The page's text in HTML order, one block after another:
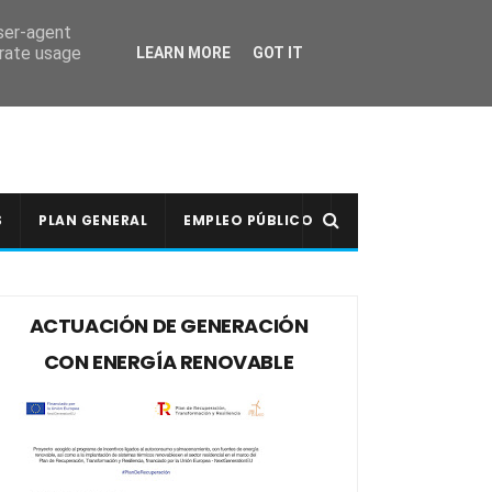
PLAN GENERAL EMPLEO PÚBLICO
ACTUACIÓN DE GENERACIÓN
CON ENERGÍA RENOVABLE
agent
usage
LEARN MORE GOT IT